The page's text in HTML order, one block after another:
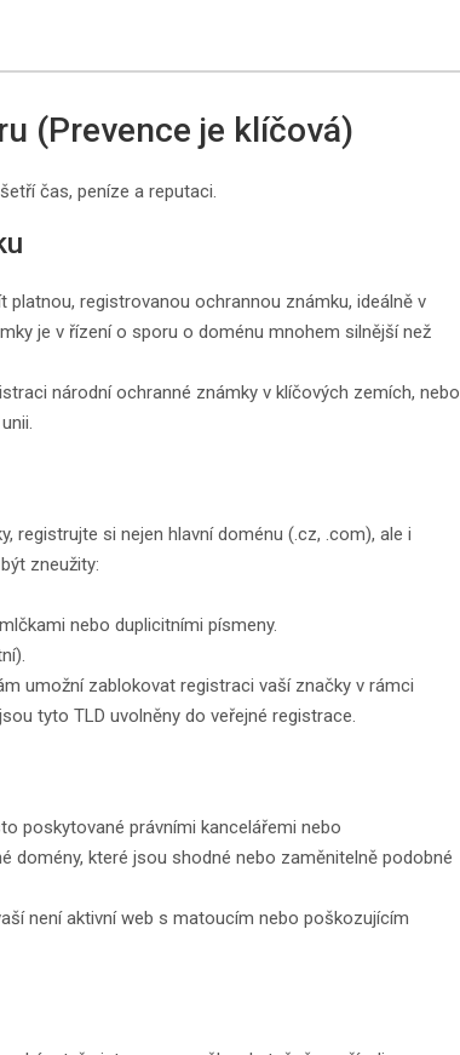
(Prevence je klíčová)
čas, peníze a reputaci.
platnou, registrovanou ochrannou známku, ideálně v
je v řízení o sporu o doménu mnohem silnější než
národní ochranné známky v klíčových zemích, nebo
registrujte si nejen hlavní doménu (.cz, .com), ale i
zneužity:
nebo duplicitními písmeny.
umožní zablokovat registraci vaší značky v rámci
tyto TLD uvolněny do veřejné registrace.
poskytované právními kancelářemi nebo
domény, které jsou shodné nebo zaměnitelně podobné
není aktivní web s matoucím nebo poškozujícím